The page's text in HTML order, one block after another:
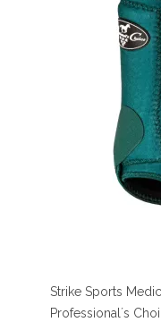
Strike Sports
Professional´s